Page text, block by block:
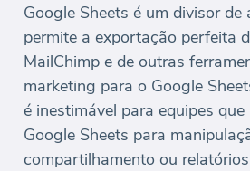
Google Sheets é um divisor de
permite a exportação perfeita
MailChimp e de outras
marketing para o Google
é inestimável para equipes
Google Sheets para
compartilhamento ou